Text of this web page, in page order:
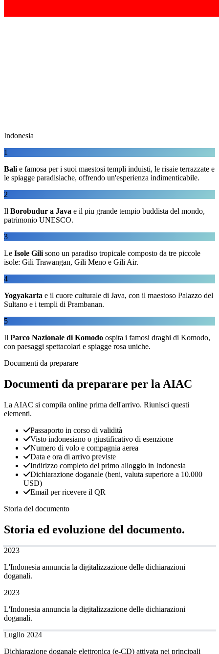
Indonesia
1
Bali e famosa per i suoi maestosi templi induisti, le risaie terrazzate e
le spiagge paradisiache, offrendo un'esperienza indimenticabile.
2
Il Borobudur a Java e il piu grande tempio buddista del mondo,
patrimonio UNESCO.
3
Le Isole Gili sono un paradiso tropicale composto da tre piccole
isole: Gili Trawangan, Gili Meno e Gili Air.
4
Yogyakarta e il cuore culturale di Java, con il maestoso Palazzo del
Sultano e i templi di Prambanan.
5
Il Parco Nazionale di Komodo ospita i famosi draghi di Komodo,
con paesaggi spettacolari e spiagge rosa uniche.
Documenti da preparare
Documenti da preparare per la AIAC
La AIAC si compila online prima dell'arrivo. Riunisci questi
elementi.
Passaporto in corso di validità
Visto indonesiano o giustificativo di esenzione
Numero di volo e compagnia aerea
Data e ora di arrivo previste
Indirizzo completo del primo alloggio in Indonesia
Dichiarazione doganale (beni, valuta superiore a 10.000
USD)
Email per ricevere il QR
Storia del documento
Storia ed evoluzione del documento.
2023
L'Indonesia annuncia la digitalizzazione delle dichiarazioni
doganali.
2023
L'Indonesia annuncia la digitalizzazione delle dichiarazioni
doganali.
Luglio 2024
Dichiarazione doganale elettronica (e-CD) attivata nei principali